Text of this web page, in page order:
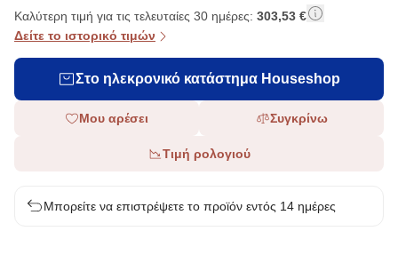
Καλύτερη τιμή για τις τελευταίες 30 ημέρες: 303,53 €
Δείτε το ιστορικό τιμών
Στο ηλεκρονικό κατάστημα Houseshop
Μου αρέσει Συγκρίνω
Τιμή ρολογιού
Μπορείτε να επιστρέψετε το προϊόν εντός 14 ημέρες